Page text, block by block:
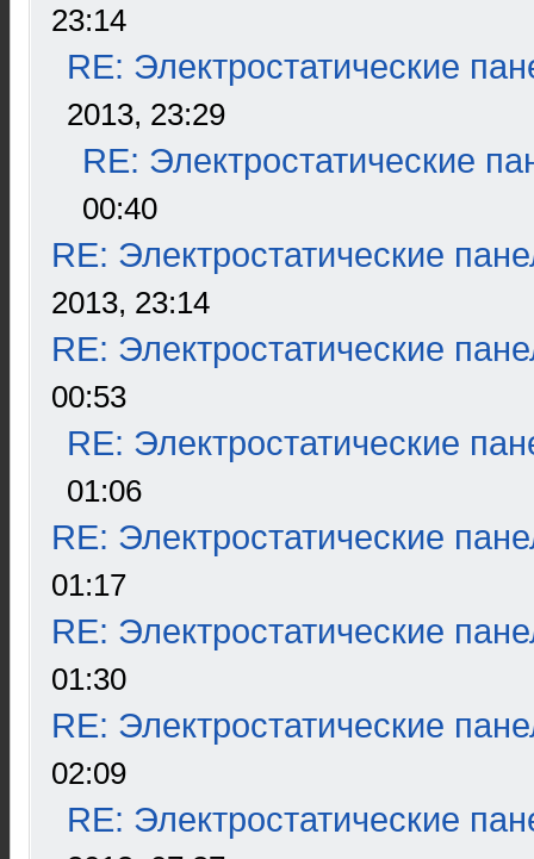
23:14
RE: Электростатические
2013, 23:29
RE: Электростатические
00:40
RE: Электростатические
2013, 23:14
RE: Электростатические
00:53
RE: Электростатические
01:06
RE: Электростатические
01:17
RE: Электростатические
01:30
RE: Электростатические
02:09
RE: Электростатические